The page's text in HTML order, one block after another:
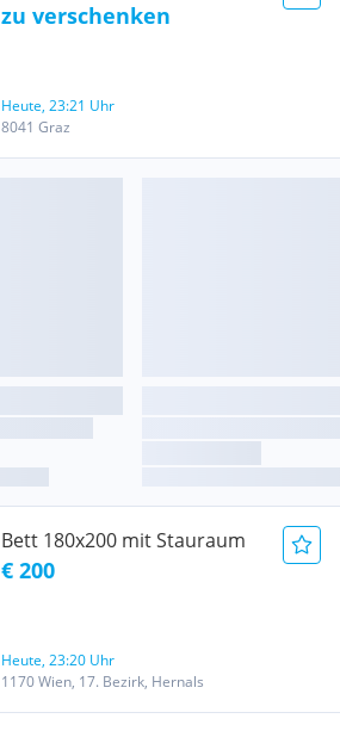
zu verschenken
Heute, 23:21 Uhr
8041 Graz
Bett 180x200 mit Stauraum
€ 200
Heute, 23:20 Uhr
1170 Wien, 17. Bezirk, Hernals